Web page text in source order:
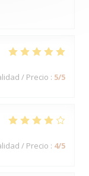
/ Precio : 5/5
/ Precio : 4/5